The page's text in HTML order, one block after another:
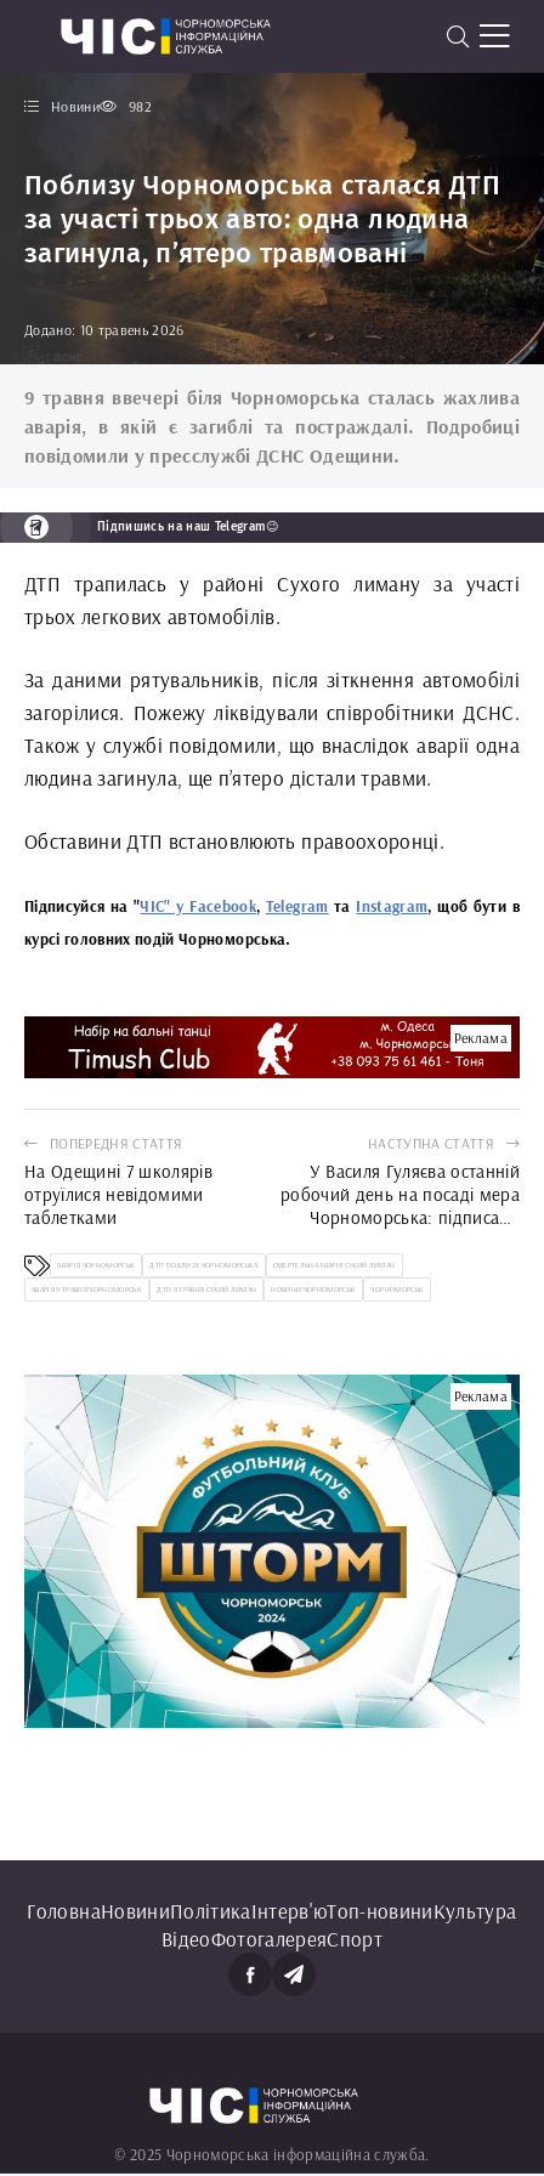
Новини 982
Поблизу Чорноморська сталася ДТП
за участі трьох авто: одна людина
загинула, п’ятеро травмовані
Додано: 10 травень 2026
9 травня ввечері біля Чорноморська сталась жахлива
аварія, в якій є загиблі та постраждалі. Подробиці
повідомили у пресслужбі ДСНС Одещини.
Підпишись на наш Telegram😉
ДТП трапилась у районі Сухого лиману за участі
трьох легкових автомобілів.
За даними рятувальників, після зіткнення автомобілі
загорілися. Пожежу ліквідували співробітники ДСНС.
Також у службі повідомили, що внаслідок аварії одна
людина загинула, ще п’ятеро дістали травми.
Обставини ДТП встановлюють правоохоронці.
Підписуйся на "ЧІС" у Facebook, Telegram та Instagram, щоб бути в
курсі головних подій Чорноморська.
Реклама
ПОПЕРЕДНЯ СТАТТЯ
На Одещині 7 школярів
отруїлися невідомими
таблетками
НАСТУПНА СТАТТЯ
У Василя Гуляєва останній
робочий день на посаді мера
Чорноморська: підписано
покладання обов’язків на
Олену Шолар
АВАРІЯ ЧОРНОМОРСЬК ДТП ПОБЛИЗУ ЧОРНОМОРСЬКА СМЕРТЕЛЬНА АВАРІЯ СУХИЙ ЛИМАН
АВАРІЯ 9 ТРАВНЯ ЧОРНОМОРСЬК ДТП 9 ТРАВНЯ СУХИЙ ЛИМАН НОВИНИ ЧОРНОМОРСЬК ЧОРНОМОРСЬК
Реклама
ГоловнаНовиниПолітикаІнтерв'юТоп-новиниКультура
ВідеоФотогалереяСпорт
© 2025 Чорноморська інформаційна служба.